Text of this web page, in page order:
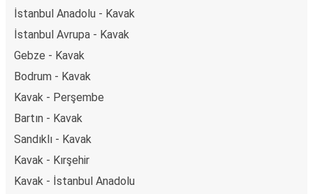
İstanbul Anadolu - Kavak
İstanbul Avrupa - Kavak
Gebze - Kavak
Bodrum - Kavak
Kavak - Perşembe
Bartın - Kavak
Sandıklı - Kavak
Kavak - Kırşehir
Kavak - İstanbul Anadolu